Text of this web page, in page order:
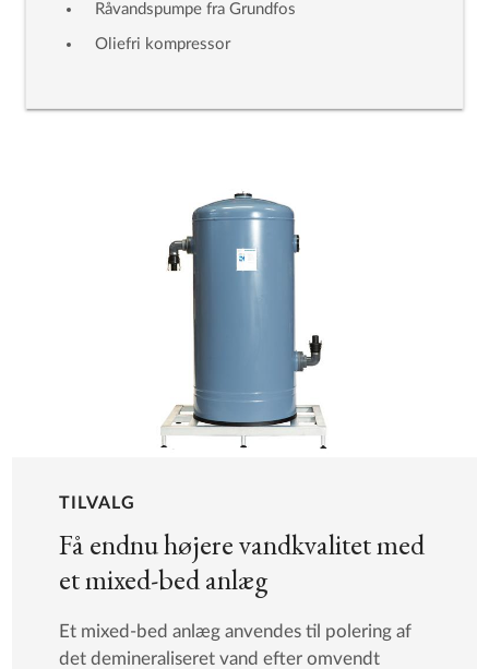
Råvandspumpe fra Grundfos
Oliefri kompressor
TILVALG
Få endnu højere vandkvalitet med
et mixed-bed anlæg
Et mixed-bed anlæg anvendes til polering af
det demineraliseret vand efter omvendt